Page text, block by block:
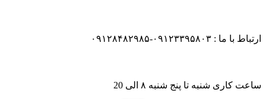
ارتباط با ما : ۰۹۱۲۳۳۹۵۸۰۳-۰۹۱۲۸۴۸۲۹۸۵
ساعت کاری شنبه تا پنج شنبه ۸ الی 20